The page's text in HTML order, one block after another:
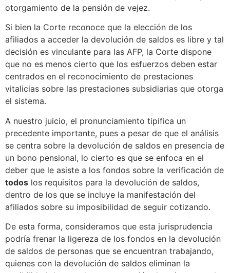
otorgamiento de la pensión de vejez.
Si bien la Corte reconoce que la elección de los
afiliados a acceder la devolución de saldos es libre y tal
decisión es vinculante para las AFP, la Corte dispone
que no es menos cierto que los esfuerzos deben estar
centrados en el reconocimiento de prestaciones
vitalicias sobre las prestaciones subsidiarias que otorga
el sistema.
A nuestro juicio, el pronunciamiento tipifica un
precedente importante, pues a pesar de que el análisis
se centra sobre la devolución de saldos en presencia de
un bono pensional, lo cierto es que se enfoca en el
deber que le asiste a los fondos sobre la verificación de
todos los requisitos para la devolución de saldos,
dentro de los que se incluye la manifestación del
afiliados sobre su imposibilidad de seguir cotizando.
De esta forma, consideramos que esta jurisprudencia
podría frenar la ligereza de los fondos en la devolución
de saldos de personas que se encuentran trabajando,
quienes con la devolución de saldos eliminan la